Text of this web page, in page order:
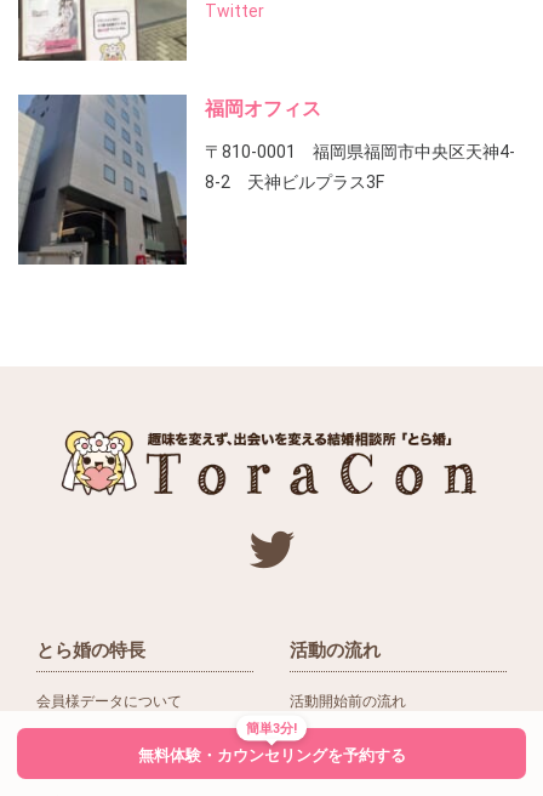
Twitter
福岡オフィス
〒810-0001 福岡県福岡市中央区天神4-
8-2 天神ビルプラス3F
とら婚の特長
会員様データについて
活動の流れ
活動開始前の流れ
入会後の活動の流れ
簡単3分!
無料体験・カウンセリングを予約する